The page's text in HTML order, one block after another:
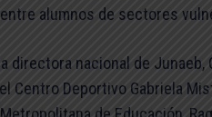
alumnos de sectores
directora nacional de Junaeb,
Centro Deportivo Gabriela